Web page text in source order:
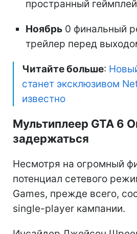
пространный
Ноябрь 0 финальный
трейлер перед
Читайте больше:
станет эксклюзивом
известно
Мультиплеер GTA 6
задержаться
Несмотря на огромный
потенциал сетевого
Games, прежде всего,
single-player кампании.